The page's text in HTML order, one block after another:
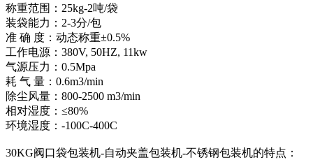
称重范围：25kg-2吨/袋
装袋能力：2-3分/包
准 确 度：动态称重±0.5%
工作电源：380V, 50HZ, 11kw
气源压力：0.5Mpa
耗 气 量：0.6m3/min
除尘风量：800-2500 m3/min
相对湿度：≤80%
环境湿度：-100C-400C
30KG阀口袋包装机-自动夹盖包装机-不锈钢包装机的特点：